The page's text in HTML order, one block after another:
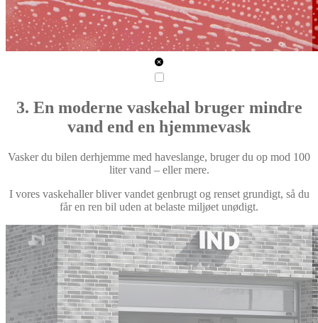
3. En moderne vaskehal bruger mindre
vand end en hjemmevask
Vasker du bilen derhjemme med haveslange, bruger du op mod 100
liter vand – eller mere.
I vores vaskehaller bliver vandet genbrugt og renset grundigt, så du
får en ren bil uden at belaste miljøet unødigt.